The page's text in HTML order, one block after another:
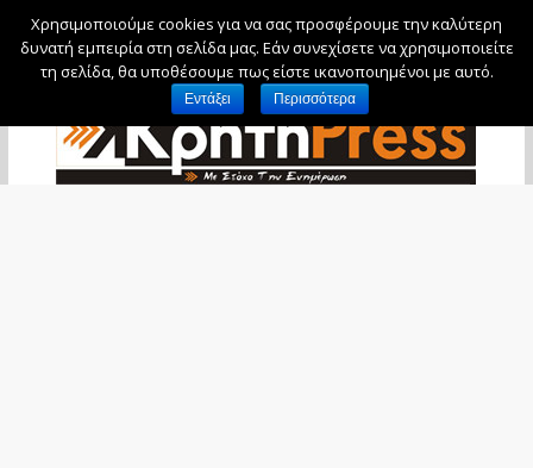
Παρασκευή, 7 Αυγούστου, 2026
Χρησιμοποιούμε cookies για να σας προσφέρουμε την καλύτερη
δυνατή εμπειρία στη σελίδα μας. Εάν συνεχίσετε να χρησιμοποιείτε
τη σελίδα, θα υποθέσουμε πως είστε ικανοποιημένοι με αυτό.
Εντάξει Περισσότερα